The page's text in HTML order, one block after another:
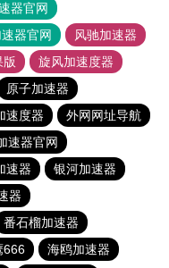
器官网
器官网
风驰加速器
版
旋风加速度器
原子加速器
速度器
外网网址导航
速器官网
速器
银河加速器
器
番石榴加速器
666
海鸥加速器